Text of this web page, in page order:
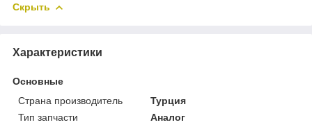
Скрыть
Характеристики
Основные
Страна производитель
Турция
Тип запчасти
Аналог